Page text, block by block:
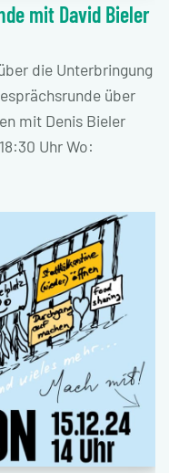
mit David Bieler
die Unterbringung
über
mit Denis Bieler
Uhr Wo: